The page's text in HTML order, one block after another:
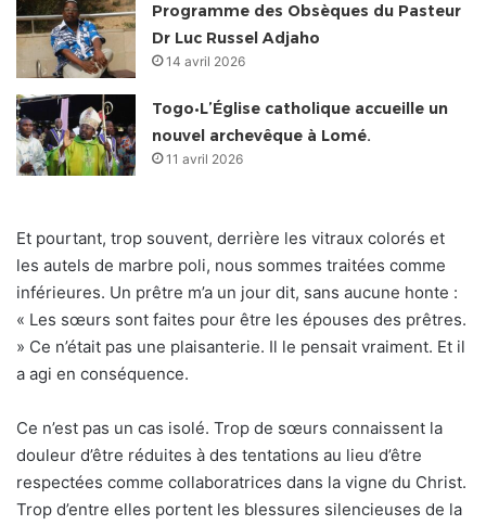
Programme des Obsèques du Pasteur
Dr Luc Russel Adjaho
14 avril 2026
Togo•L’Église catholique accueille un
nouvel archevêque à Lomé.
11 avril 2026
Et pourtant, trop souvent, derrière les vitraux colorés et
les autels de marbre poli, nous sommes traitées comme
inférieures. Un prêtre m’a un jour dit, sans aucune honte :
« Les sœurs sont faites pour être les épouses des prêtres.
» Ce n’était pas une plaisanterie. Il le pensait vraiment. Et il
a agi en conséquence.
Ce n’est pas un cas isolé. Trop de sœurs connaissent la
douleur d’être réduites à des tentations au lieu d’être
respectées comme collaboratrices dans la vigne du Christ.
Trop d’entre elles portent les blessures silencieuses de la